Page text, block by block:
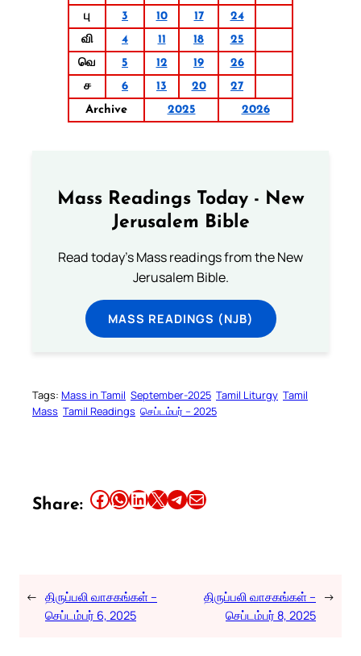
பு
3 10 17
24
வி
4 11 18
25
வெ
5 12 19
26
ச
6 13 20
27
Archive
2025 2026
Mass Readings Today - New
Jerusalem Bible
Read today's Mass readings from the New
Jerusalem Bible.
MASS READINGS (NJB)
Tags: Mass in Tamil September-2025 Tamil Liturgy Tamil
Mass Tamil Readings செப்டம்பர் – 2025
Share: Share this article on Facebook Share this article on WhatsApp Share this article on LinkedIn Share this article on X Share this article on TelegramEmail this Article
← திருப்பலி வாசகங்கள் –
செப்டம்பர் 6, 2025
திருப்பலி வாசகங்கள் –
செப்டம்பர் 8, 2025
→